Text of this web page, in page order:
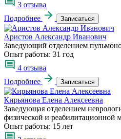
3 отзыва
Подробнее
Записаться
Аристов Александр Иванович
Заведующий отделением
Опыт работы: 31 год
4 отзыва
Подробнее
Записаться
Кирьянова Елена Алексеевна
Заведующая отделением
физической и реабилитационной
Опыт работы: 15 лет